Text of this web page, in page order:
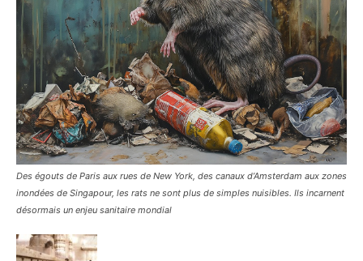
Des égouts de Paris aux rues de New York, des canaux d’Amsterdam aux zones
inondées de Singapour, les rats ne sont plus de simples nuisibles. Ils incarnent
désormais un enjeu sanitaire mondial